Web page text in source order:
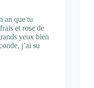
an que tu
et rose de
yeux bien
j’ai su